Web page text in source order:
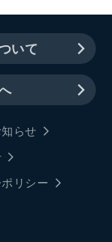
いて
らせ
リシー